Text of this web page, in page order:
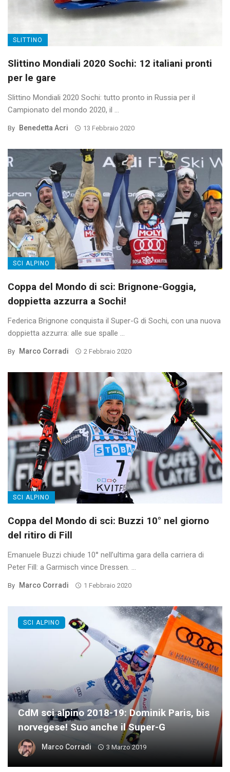
SLITTINO
Slittino Mondiali 2020 Sochi: 12 italiani pronti
per le gare
Slittino Mondiali 2020 Sochi: tutto pronto in Russia per il
Campionato del mondo 2020, il ...
By Benedetta Acri 13 Febbraio 2020
SCI ALPINO
Coppa del Mondo di sci: Brignone-Goggia,
doppietta azzurra a Sochi!
Federica Brignone conquista il Super-G di Sochi, con una nuova
doppietta azzurra: alle sue spalle ...
By Marco Corradi 2 Febbraio 2020
SCI ALPINO
Coppa del Mondo di sci: Buzzi 10° nel giorno
del ritiro di Fill
Emanuele Buzzi chiude 10° nell’ultima gara della carriera di
Peter Fill: a Garmisch vince Dressen. ...
By Marco Corradi 1 Febbraio 2020
CdM sci alpino 2018-19: Dominik Paris, bis
norvegese! Suo anche il Super-G
Marco Corradi 3 Marzo 2019
SCI ALPINO